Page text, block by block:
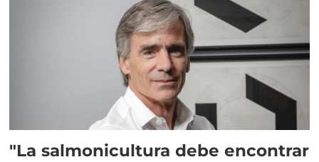
"La salmonicultura debe encontrar